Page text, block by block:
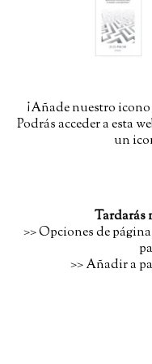
¡Añade nuestro
Podrás acceder a esta
un
Tardarás
>> Opciones de
>> Añadir a